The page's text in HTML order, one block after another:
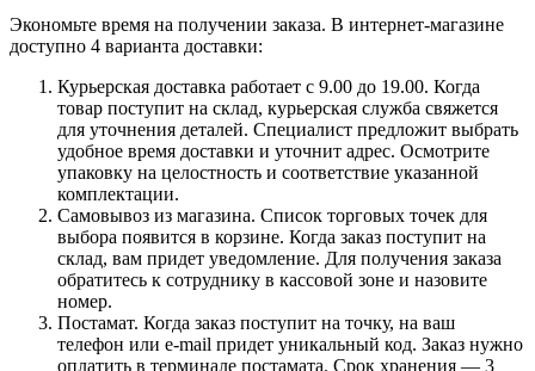
Экономьте время на получении заказа. В интернет-магазине
доступно 4 варианта доставки:
Курьерская доставка работает с 9.00 до 19.00. Когда
товар поступит на склад, курьерская служба свяжется
для уточнения деталей. Специалист предложит выбрать
удобное время доставки и уточнит адрес. Осмотрите
упаковку на целостность и соответствие указанной
комплектации.
Самовывоз из магазина. Список торговых точек для
выбора появится в корзине. Когда заказ поступит на
склад, вам придет уведомление. Для получения заказа
обратитесь к сотруднику в кассовой зоне и назовите
номер.
Постамат. Когда заказ поступит на точку, на ваш
телефон или e-mail придет уникальный код. Заказ нужно
оплатить в терминале постамата. Срок хранения — 3